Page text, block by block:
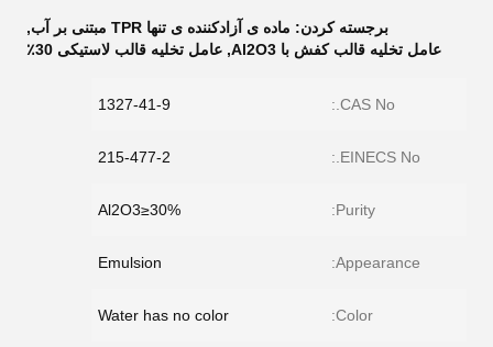
برجسته کردن: ماده ی آزادکننده ی تنها TPR مبتنی بر آب
,
عامل تخلیه قالب کفش با Al2O3
, عامل تخلیه قالب لاستیکی 30٪
CAS No.:
1327-41-9
EINECS No.:
215-477-2
Purity:
Al2O3≥30%
Appearance:
Emulsion
Color:
Water has no color